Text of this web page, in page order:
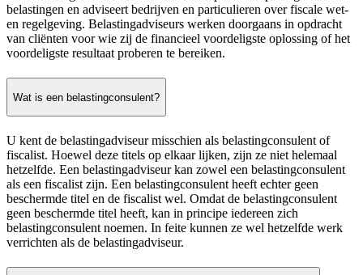
belastingen en adviseert bedrijven en particulieren over fiscale wet-
en regelgeving. Belastingadviseurs werken doorgaans in opdracht
van cliënten voor wie zij de financieel voordeligste oplossing of het
voordeligste resultaat proberen te bereiken.
Wat is een belastingconsulent?
U kent de belastingadviseur misschien als belastingconsulent of
fiscalist. Hoewel deze titels op elkaar lijken, zijn ze niet helemaal
hetzelfde. Een belastingadviseur kan zowel een belastingconsulent
als een fiscalist zijn. Een belastingconsulent heeft echter geen
beschermde titel en de fiscalist wel. Omdat de belastingconsulent
geen beschermde titel heeft, kan in principe iedereen zich
belastingconsulent noemen. In feite kunnen ze wel hetzelfde werk
verrichten als de belastingadviseur.